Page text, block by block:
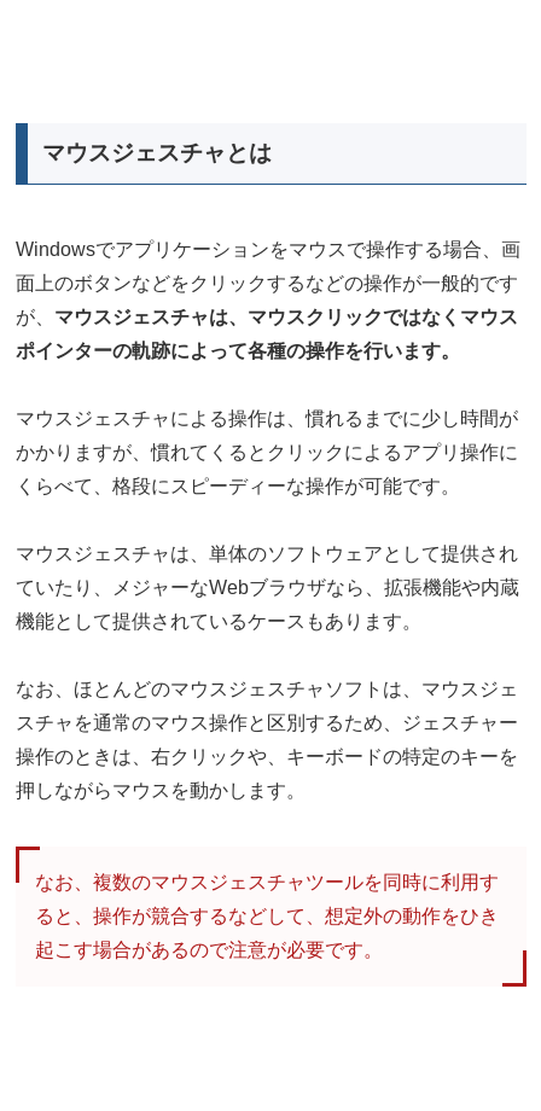
マウスジェスチャとは
Windowsでアプリケーションをマウスで操作する場合、画
面上のボタンなどをクリックするなどの操作が一般的です
が、 マウスジェスチャは、マウスクリックではなくマウス
ポインターの軌跡によって各種の操作を行います。
マウスジェスチャによる操作は、慣れるまでに少し時間が
かかりますが、慣れてくるとクリックによるアプリ操作に
くらべて、格段にスピーディーな操作が可能です。
マウスジェスチャは、単体のソフトウェアとして提供され
ていたり、メジャーなWebブラウザなら、拡張機能や内蔵
機能として提供されているケースもあります。
なお、ほとんどのマウスジェスチャソフトは、マウスジェ
スチャを通常のマウス操作と区別するため、ジェスチャー
操作のときは、右クリックや、キーボードの特定のキーを
押しながらマウスを動かします。
なお、複数のマウスジェスチャツールを同時に利用す
ると、操作が競合するなどして、想定外の動作をひき
起こす場合があるので注意が必要です。